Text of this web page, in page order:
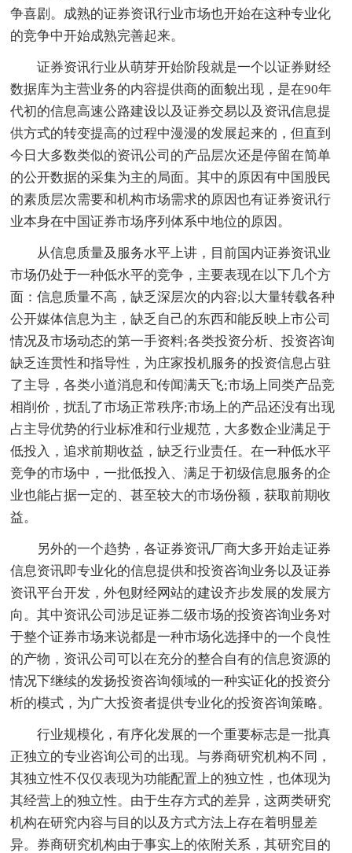
争喜剧。成熟的证券资讯行业市场也开始在这种专业化
的竞争中开始成熟完善起来。
证券资讯行业从萌芽开始阶段就是一个以证券财经
数据库为主营业务的内容提供商的面貌出现，是在90年
代初的信息高速公路建设以及证券交易以及资讯信息提
供方式的转变提高的过程中漫漫的发展起来的，但直到
今日大多数类似的资讯公司的产品层次还是停留在简单
的公开数据的采集为主的局面。其中的原因有中国股民
的素质层次需要和机构市场需求的原因也有证券资讯行
业本身在中国证券市场序列体系中地位的原因。
从信息质量及服务水平上讲，目前国内证券资讯业
市场仍处于一种低水平的竞争，主要表现在以下几个方
面：信息质量不高，缺乏深层次的内容;以大量转载各种
公开媒体信息为主，缺乏自己的东西和能反映上市公司
情况及市场动态的第一手资料;各类投资分析、投资咨询
缺乏连贯性和指导性，为庄家投机服务的投资信息占驻
了主导，各类小道消息和传闻满天飞;市场上同类产品竞
相削价，扰乱了市场正常秩序;市场上的产品还没有出现
占主导优势的行业标准和行业规范，大多数企业满足于
低投入，追求前期收益，缺乏行业责任。在一种低水平
竞争的市场中，一批低投入、满足于初级信息服务的企
业也能占据一定的、甚至较大的市场份额，获取前期收
益。
另外的一个趋势，各证券资讯厂商大多开始走证券
信息资讯即专业化的信息提供和投资咨询业务以及证券
资讯平台开发，外包财经网站的建设齐步发展的发展方
向。其中资讯公司涉足证券二级市场的投资咨询业务对
于整个证券市场来说都是一种市场化选择中的一个良性
的产物，资讯公司可以在充分的整合自有的信息资源的
情况下继续的发扬投资咨询领域的一种实证化的投资分
析的模式，为广大投资者提供专业化的投资咨询策略。
行业规模化，有序化发展的一个重要标志是一批真
正独立的专业咨询公司的出现。与券商研究机构不同，
其独立性不仅仅表现为功能配置上的独立性，也体现为
其经营上的独立性。由于生存方式的差异，这两类研究
机构在研究内容与目的以及方式方法上存在着明显差
异。券商研究机构由于事实上的依附关系，其研究目的